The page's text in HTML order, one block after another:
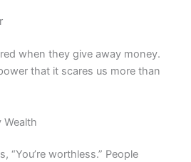
when they give away money.
that it scares us more than
Wealth
“You’re worthless.” People